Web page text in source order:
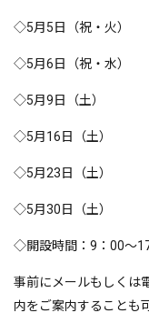
◇5月5日（祝・火）
◇5月6日（祝・水）
◇5月9日（土）
◇5月16日（土）
◇5月23日（土）
◇5月30日（土）
◇開設時間：9：00～
事前にメールもしくは
内をご案内することも